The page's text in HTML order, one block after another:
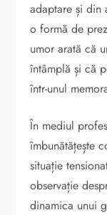
adaptare și din
o formă de
umor arată că
întâmplă și că
într-unul
În mediul
îmbunătățește
situație
observație
dinamica unui